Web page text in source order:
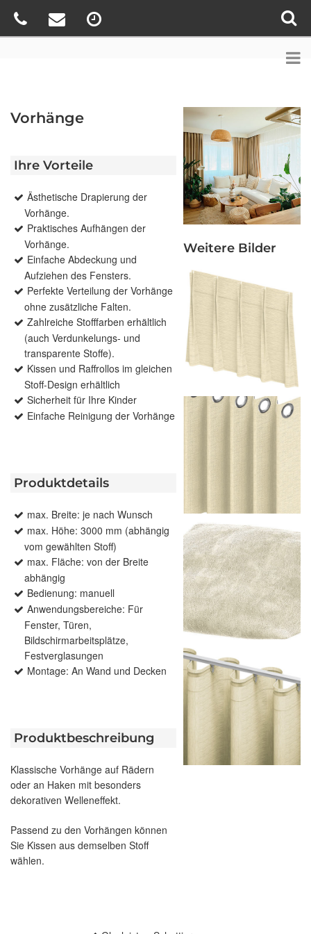
Vorhänge
Ihre Vorteile
Ästhetische Drapierung der
Vorhänge.
Praktisches Aufhängen der
Vorhänge.
Einfache Abdeckung und
Aufziehen des Fensters.
Perfekte Verteilung der Vorhänge
ohne zusätzliche Falten.
Zahlreiche Stofffarben erhältlich
(auch Verdunkelungs- und
transparente Stoffe).
Kissen und Raffrollos im gleichen
Stoff-Design erhältlich
Sicherheit für Ihre Kinder
Einfache Reinigung der Vorhänge
Produktdetails
max. Breite: je nach Wunsch
max. Höhe: 3000 mm (abhängig
vom gewählten Stoff)
max. Fläche: von der Breite
abhängig
Bedienung: manuell
Anwendungsbereiche: Für
Fenster, Türen,
Bildschirmarbeitsplätze,
Festverglasungen
Montage: An Wand und Decken
Produktbeschreibung
Klassische Vorhänge auf Rädern
oder an Haken mit besonders
dekorativen Welleneffekt.
Passend zu den Vorhängen können
Sie Kissen aus demselben Stoff
wählen.
Weitere Bilder